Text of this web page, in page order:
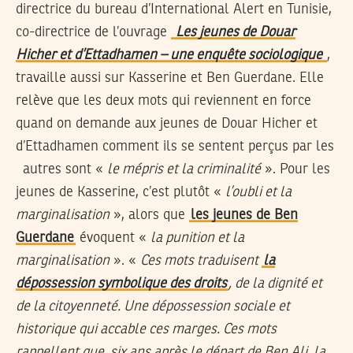
directrice du bureau d’International Alert en Tunisie,
co-directrice de l’ouvrage
Les jeunes de Douar
Hicher et d’Ettadhamen – une enquête sociologique ,
travaille aussi sur Kasserine et Ben Guerdane. Elle
relève que les deux mots qui reviennent en force
quand on demande aux jeunes de Douar Hicher et
d’Ettadhamen comment ils se sentent perçus par les
autres sont « le mépris et la criminalité». Pour les
jeunes de Kasserine, c’est plutôt « l’oubli et la
marginalisation», alors que les jeunes de Ben
Guerdane évoquent « la punition et la
marginalisation». « Ces mots traduisent la
dépossession symbolique des droits, de la dignité et
de la citoyenneté. Une dépossession sociale et
historique qui accable ces marges. Ces mots